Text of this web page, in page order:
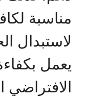
مناسبة
لاستبدال
يعمل
الافتراضي